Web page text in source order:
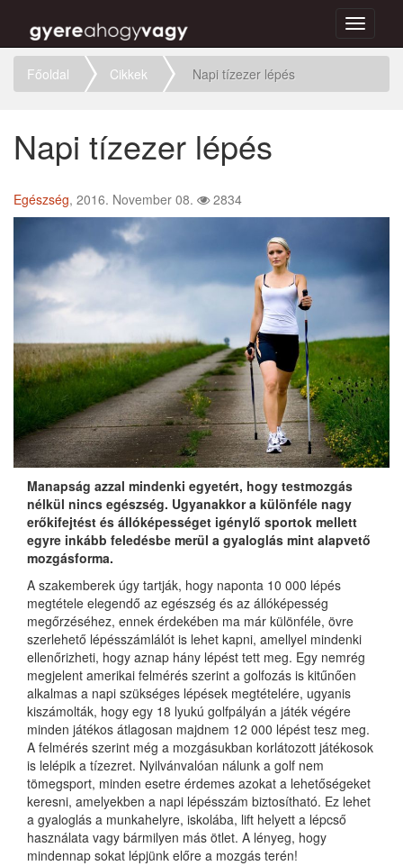
Toggle
Főoldal
Cikkek Napi tízezer lépés
Napi tízezer lépés
Egészség, 2016. November 08. 2834
Manapság azzal mindenki egyetért, hogy testmozgás
nélkül nincs egészség. Ugyanakkor a különféle nagy
erőkifejtést és állóképességet igénylő sportok mellett
egyre inkább feledésbe merül a gyaloglás mint alapvető
mozgásforma.
A szakemberek úgy tartják, hogy naponta 10 000 lépés
megtétele elegendő az egészség és az állóképesség
megőrzéséhez, ennek érdekében ma már különféle, övre
szerlehető lépésszámlálót is lehet kapni, amellyel mindenki
ellenőrizheti, hogy aznap hány lépést tett meg. Egy nemrég
megjelent amerikai felmérés szerint a golfozás is kitűnően
alkalmas a napi szükséges lépések megtételére, ugyanis
kiszámolták, hogy egy 18 lyukú golfpályán a játék végére
minden játékos átlagosan majdnem 12 000 lépést tesz meg.
A felmérés szerint még a mozgásukban korlátozott játékosok
is lelépik a tízezret. Nyilvánvalóan nálunk a golf nem
tömegsport, minden esetre érdemes azokat a lehetőségeket
keresni, amelyekben a napi lépésszám biztosítható. Ez lehet
a gyaloglás a munkahelyre, iskolába, lift helyett a lépcső
használata vagy bármilyen más ötlet. A lényeg, hogy
mindennap sokat lépjünk előre a mozgás terén!